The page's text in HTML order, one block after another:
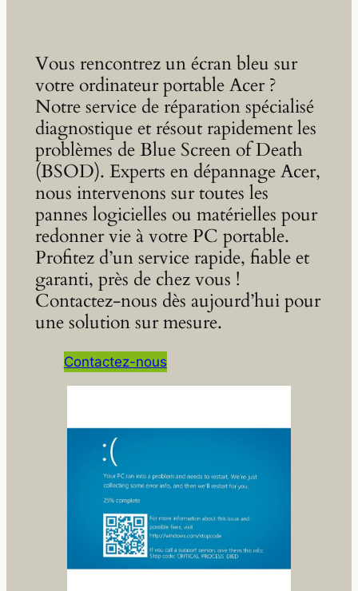
Vous rencontrez un écran bleu sur
votre ordinateur portable Acer ?
Notre service de réparation spécialisé
diagnostique et résout rapidement les
problèmes de Blue Screen of Death
(BSOD). Experts en dépannage Acer,
nous intervenons sur toutes les
pannes logicielles ou matérielles pour
redonner vie à votre PC portable.
Profitez d’un service rapide, fiable et
garanti, près de chez vous !
Contactez-nous dès aujourd’hui pour
une solution sur mesure.
Contactez-nous